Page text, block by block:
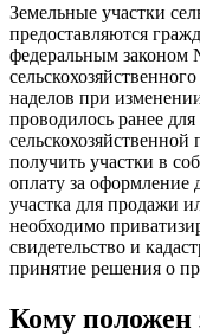
Земельные участки
предоставляются
федеральным законом
наделов при
проводилось ранее
получить участки в
оплату за оформление
участка для продажи
необходимо
свидетельство и
принятие решения о
Кому положен